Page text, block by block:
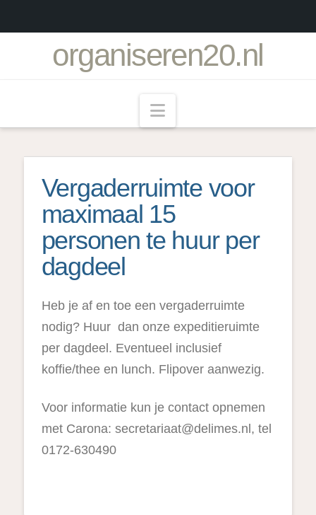
organiseren20.nl
Navigation
Vergaderruimte voor
maximaal 15
personen te huur per
dagdeel
Heb je af en toe een vergaderruimte
nodig? Huur dan onze expeditieruimte
per dagdeel. Eventueel inclusief
koffie/thee en lunch. Flipover aanwezig.
Voor informatie kun je contact opnemen
met Carona: secretariaat@delimes.nl , tel
0172-630490